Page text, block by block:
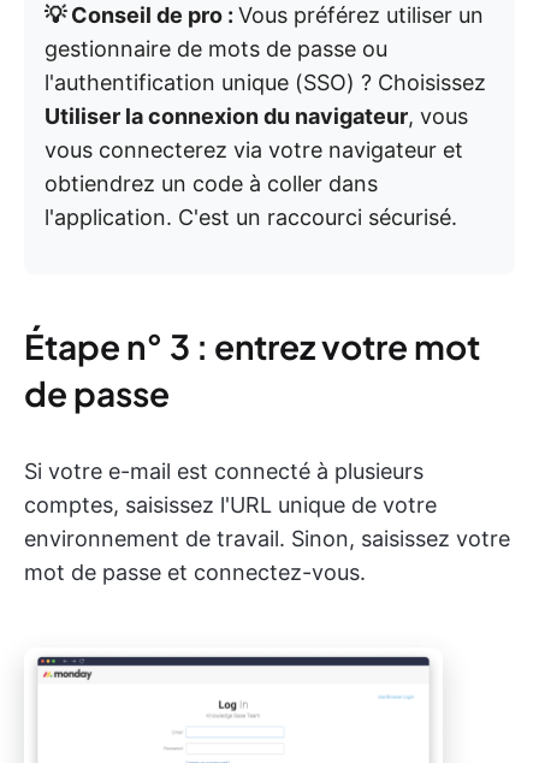
💡 Conseil de pro : Vous préférez utiliser un
gestionnaire de mots de passe ou
l'authentification unique (SSO) ? Choisissez
Utiliser la connexion du navigateur, vous
vous connecterez via votre navigateur et
obtiendrez un code à coller dans
l'application. C'est un raccourci sécurisé.
Étape n° 3 : entrez votre mot
de passe
Si votre e-mail est connecté à plusieurs
comptes, saisissez l'URL unique de votre
environnement de travail. Sinon, saisissez votre
mot de passe et connectez-vous.